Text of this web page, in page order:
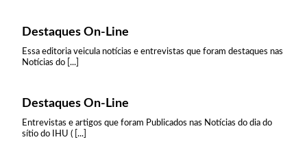
Destaques On-Line
Essa editoria veicula notícias e entrevistas que foram destaques nas
Notícias do [...]
Destaques On-Line
Entrevistas e artigos que foram Publicados nas Notícias do dia do
sítio do IHU ( [...]